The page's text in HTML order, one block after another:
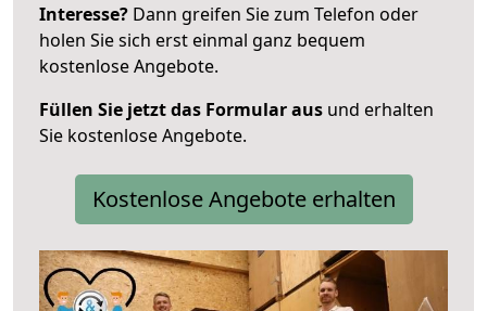
Interesse? Dann greifen Sie zum Telefon oder
holen Sie sich erst einmal ganz bequem
kostenlose Angebote.
Füllen Sie jetzt das Formular aus und erhalten
Sie kostenlose Angebote.
Kostenlose Angebote erhalten